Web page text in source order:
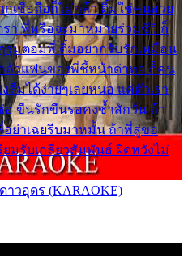
กเชื่อถือก็ไม่กล้า ติ๋มใช่คนสวย
รา พี่หรือจะมาหมายร่วมชีวี ก็
รุมตอมพี่ ติ๋มอยากรับรักเหมือน
ลัวแฟนของพี่ชี้หน้าด่าทอ ก็คน
มได้ง่ายๆเลยหนอ แค่ตัวเรา
ขืนรักขืนรอคงช้ำสักวัน ถ้า
อย่าเฉยรีบมาหมั้น ถ้าพี่สู่ขอ
มรับเกลียวสัมพันธ์ ผิดหวังไม่
วอุดร (KARAOKE)